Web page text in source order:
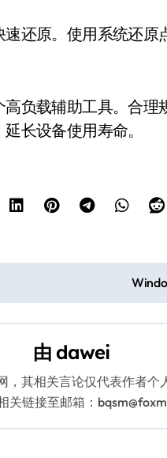
还原。使用系统还原
负载辅助工具。合理
长设备使用寿命。
由 dawei
，其相关言论仅代表作者个
链接至邮箱：